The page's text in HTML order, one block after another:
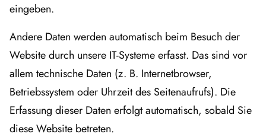
eingeben.
Andere Daten werden automatisch beim Besuch der
Website durch unsere IT-Systeme erfasst. Das sind vor
allem technische Daten (z. B. Internetbrowser,
Betriebssystem oder Uhrzeit des Seitenaufrufs). Die
Erfassung dieser Daten erfolgt automatisch, sobald Sie
diese Website betreten.